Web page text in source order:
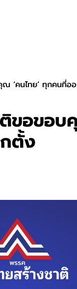
‘คนไทย’ ทุกคนที่อ
ขอขอบ
ตั้ง